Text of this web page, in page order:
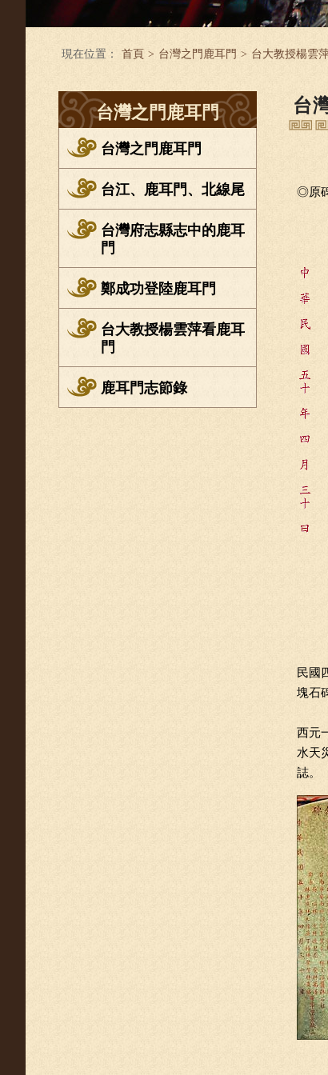
現在位置： 首頁 > 台灣之門鹿耳門 > 台大教授楊雲
台灣之門鹿耳門
台灣之門鹿耳門
台江、鹿耳門、北線尾
台灣府志縣志中的鹿耳
門
鄭成功登陸鹿耳門
台大教授楊雲萍看鹿耳
門
鹿耳門志節錄
台
◎原
民國
塊石
西元
水天
誌。